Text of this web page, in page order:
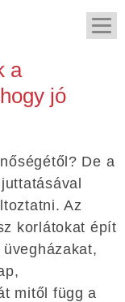
a
jó
De a
Az
korlátokat épít
mitől függ a